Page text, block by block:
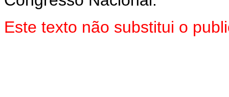
Este texto não substitui o